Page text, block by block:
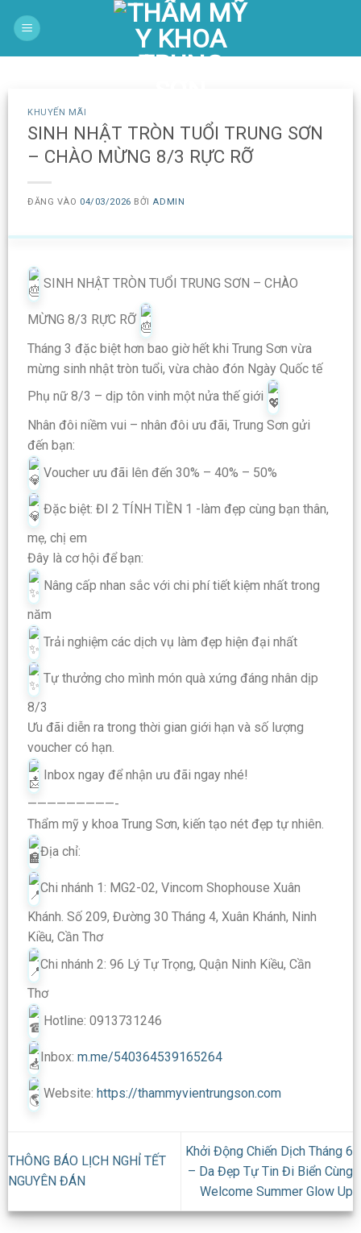
qua
KHUYẾN MÃI
SINH NHẬT TRÒN TUỔI TRUNG SƠN
– CHÀO MỪNG 8/3 RỰC RỠ
ĐĂNG VÀO 04/03/2026 BỞI ADMIN
SINH NHẬT TRÒN TUỔI TRUNG SƠN – CHÀO
MỪNG 8/3 RỰC RỠ
Tháng 3 đặc biệt hơn bao giờ hết khi Trung Sơn vừa
mừng sinh nhật tròn tuổi, vừa chào đón Ngày Quốc tế
Phụ nữ 8/3 – dịp tôn vinh một nửa thế giới
Nhân đôi niềm vui – nhân đôi ưu đãi, Trung Sơn gửi
đến bạn:
Voucher ưu đãi lên đến 30% – 40% – 50%
Đặc biệt: ĐI 2 TÍNH TIỀN 1 -làm đẹp cùng bạn thân,
mẹ, chị em
Đây là cơ hội để bạn:
Nâng cấp nhan sắc với chi phí tiết kiệm nhất trong
năm
Trải nghiệm các dịch vụ làm đẹp hiện đại nhất
Tự thưởng cho mình món quà xứng đáng nhân dịp
8/3
Ưu đãi diễn ra trong thời gian giới hạn và số lượng
voucher có hạn.
Inbox ngay để nhận ưu đãi ngay nhé!
—————————-
Thẩm mỹ y khoa Trung Sơn, kiến tạo nét đẹp tự nhiên.
Địa chỉ:
Chi nhánh 1: MG2-02, Vincom Shophouse Xuân
Khánh. Số 209, Đường 30 Tháng 4, Xuân Khánh, Ninh
Kiều, Cần Thơ
Chi nhánh 2: 96 Lý Tự Trọng, Quận Ninh Kiều, Cần
Thơ
Hotline: 0913731246
Inbox: m.me/540364539165264
Website: https://thammyvientrungson.com
THÔNG BÁO LỊCH NGHỈ TẾT
NGUYÊN ĐÁN
Khởi Động Chiến Dịch Tháng 6
– Da Đẹp Tự Tin Đi Biển Cùng
Welcome Summer Glow Up